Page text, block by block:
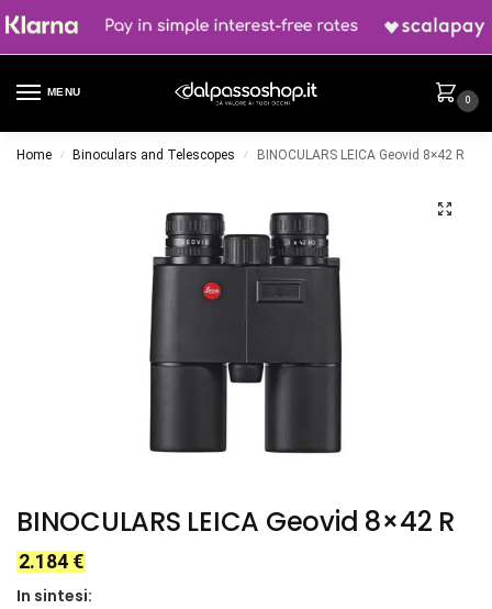
MENU
0
Home / Binoculars and Telescopes / BINOCULARS LEICA Geovid 8×42 R
BINOCULARS LEICA Geovid 8×42 R
2.184 €
In sintesi: